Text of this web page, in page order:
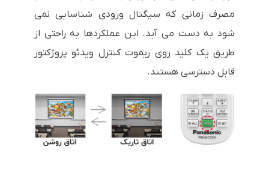
مصرف زمانی که سیگنال ورودی شناسایی نمی
شود به دست می آید. این عملکردها به راحتی از
طریق یک کلید روی ریموت کنترل ویدئو پروژکتور
قابل دسترسی هستند.